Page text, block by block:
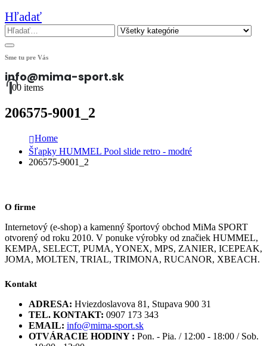
Hľadať
Sme tu pre Vás
info@mima-sport.sk
00 items
206575-9001_2
Home
Šľapky HUMMEL Pool slide retro - modré
206575-9001_2
O firme
Internetový (e-shop) a kamenný športový obchod MiMa SPORT
otvorený od roku 2010. V ponuke výrobky od značiek HUMMEL,
KEMPA, SELECT, PUMA, YONEX, MPS, ZANIER, ICEPEAK,
JOMA, MOLTEN, TRIAL, TRIMONA, RUCANOR, XBEACH.
Kontakt
ADRESA: Hviezdoslavova 81, Stupava 900 31
TEL. KONTAKT: 0907 173 343
EMAIL: info@mima-sport.sk
OTVÁRACIE HODINY : Pon. - Pia. / 12:00 - 18:00 / Sob.